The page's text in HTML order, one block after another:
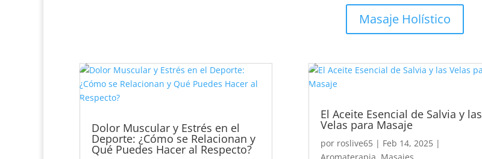
Masaje Holístico
Dolor Muscular y Estrés en el
Deporte: ¿Cómo se Relacionan y
Qué Puedes Hacer al Respecto?
El Aceite Esencial de Salvia y las
Velas para Masaje
por roslive65| Feb 14, 2025|